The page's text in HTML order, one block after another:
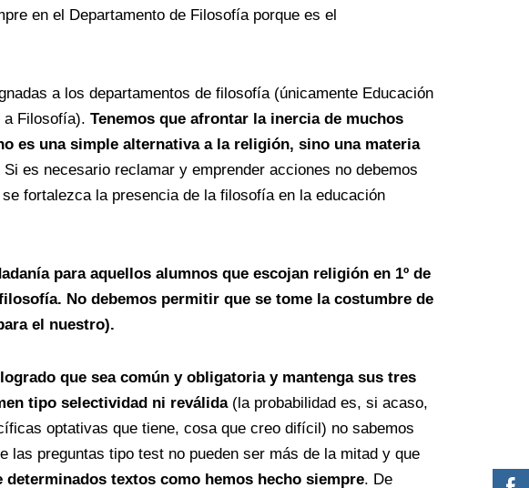
en el Departamento de Filosofía porque es el
a los departamentos de filosofía (únicamente Educación
a Filosofía). Tenemos que afrontar la inercia de muchos
es una simple alternativa a la religión, sino una materia
Si es necesario reclamar y emprender acciones no debemos
fortalezca la presencia de la filosofía en la educación
para aquellos alumnos que escojan religión en 1º de
No debemos permitir que se tome la costumbre de
el nuestro).
que sea común y obligatoria y mantenga sus tres
tipo selectividad ni reválida(la probabilidad es, si acaso,
optativas que tiene, cosa que creo difícil) no sabemos
preguntas tipo test no pueden ser más de la mitad y que
textos como hemos hecho siempre. De